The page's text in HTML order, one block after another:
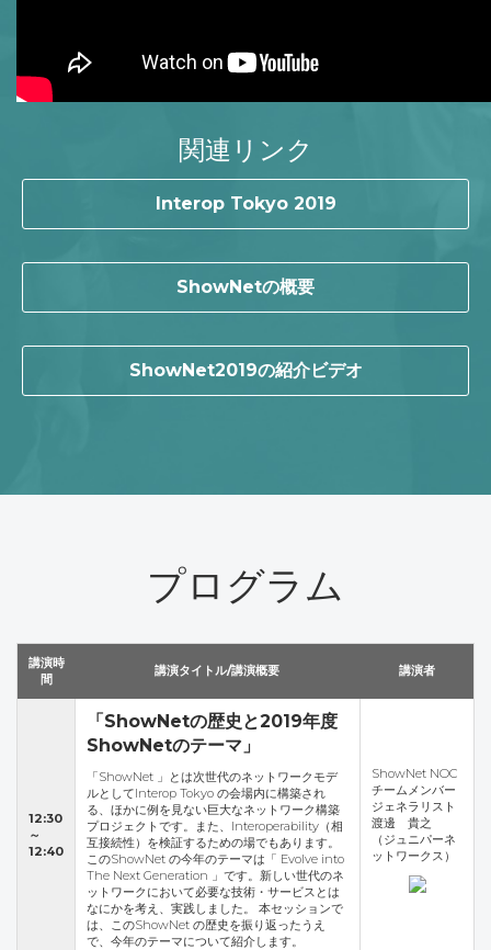
関連リンク
Interop Tokyo 2019
ShowNetの概要
ShowNet2019の紹介ビデオ
プログラム
講演時
間
講演タイトル/講演概要 講演者
12:30
～
12:40
「ShowNetの歴史と2019年度
ShowNetのテーマ」
「ShowNet 」とは次世代のネットワークモデ
ルとしてInterop Tokyo の会場内に構築され
る、ほかに例を見ない巨大なネットワーク構築
プロジェクトです。また、Interoperability（相
互接続性）を検証するための場でもあります。
このShowNet の今年のテーマは「 Evolve into
The Next Generation 」です。新しい世代のネ
ットワークにおいて必要な技術・サービスとは
なにかを考え、実践しました。 本セッションで
は、このShowNet の歴史を振り返ったうえ
で、今年のテーマについて紹介します。
ShowNet NOC
チームメンバー
ジェネラリスト
渡邊 貴之
（ジュニパーネ
ットワークス）